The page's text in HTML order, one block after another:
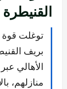
القنيطرة
توغلت قوة
بريف
الأهالي
منازلهم،